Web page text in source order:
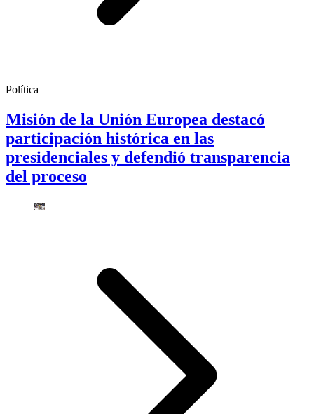
Política
Misión de la Unión Europea destacó
participación histórica en las
presidenciales y defendió transparencia
del proceso